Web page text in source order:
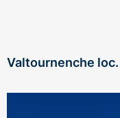
Valtournenche